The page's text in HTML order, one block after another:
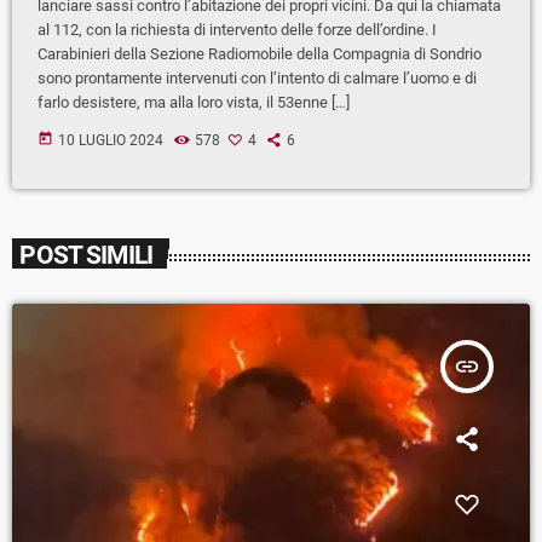
lanciare sassi contro l’abitazione dei propri vicini. Da qui la chiamata
al 112, con la richiesta di intervento delle forze dell’ordine. I
Carabinieri della Sezione Radiomobile della Compagnia di Sondrio
sono prontamente intervenuti con l’intento di calmare l’uomo e di
farlo desistere, ma alla loro vista, il 53enne […]
today 10 LUGLIO 2024 578 4 6
POST SIMILI
insert_link